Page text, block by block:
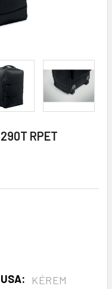
RPET
KÉREM